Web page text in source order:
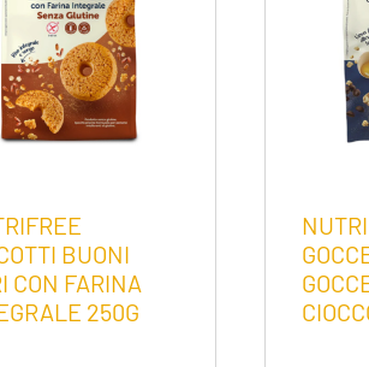
BUONI
CON FARINA
250G